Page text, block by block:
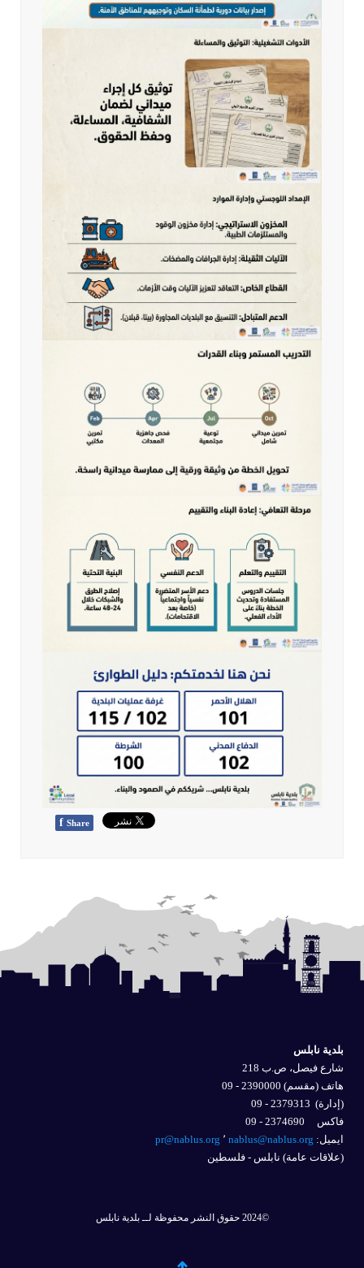
f Share
بلدية نابلس
شارع فيصل، ص.ب 218
هاتف (مقسم) 2390000 - 09
(إدارة)
فاكس 2374690 - 09
ايميل: nablus@nablus.org
pr@nablus.org
(علاقات عامة) نابلس - فلسطين
©2024 حقوق النشر محفوظة لــ بلدية نابلس